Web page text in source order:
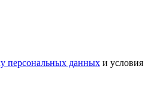
персональных данных и условия